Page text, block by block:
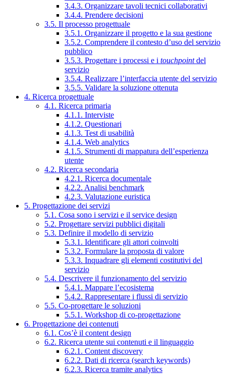
3.4.3. Organizzare tavoli tecnici collaborativi
3.4.4. Prendere decisioni
3.5. Il processo progettuale
3.5.1. Organizzare il progetto e la sua gestione
3.5.2. Comprendere il contesto d’uso del servizio
pubblico
3.5.3. Progettare i processi e i touchpointdel
servizio
3.5.4. Realizzare l’interfaccia utente del servizio
3.5.5. Validare la soluzione ottenuta
4. Ricerca progettuale
4.1. Ricerca primaria
4.1.1. Interviste
4.1.2. Questionari
4.1.3. Test di usabilità
4.1.4. Web analytics
4.1.5. Strumenti di mappatura dell’esperienza
utente
4.2. Ricerca secondaria
4.2.1. Ricerca documentale
4.2.2. Analisi benchmark
4.2.3. Valutazione euristica
5. Progettazione dei servizi
5.1. Cosa sono i servizi e il service design
5.2. Progettare servizi pubblici digitali
5.3. Definire il modello di servizio
5.3.1. Identificare gli attori coinvolti
5.3.2. Formulare la proposta di valore
5.3.3. Inquadrare gli elementi costitutivi del
servizio
5.4. Descrivere il funzionamento del servizio
5.4.1. Mappare l’ecosistema
5.4.2. Rappresentare i flussi di servizio
5.5. Co-progettare le soluzioni
5.5.1. Workshop di co-progettazione
6. Progettazione dei contenuti
6.1. Cos’è il content design
6.2. Ricerca utente sui contenuti e il linguaggio
6.2.1. Content discovery
6.2.2. Dati di ricerca (search keywords)
6.2.3. Ricerca tramite analytics